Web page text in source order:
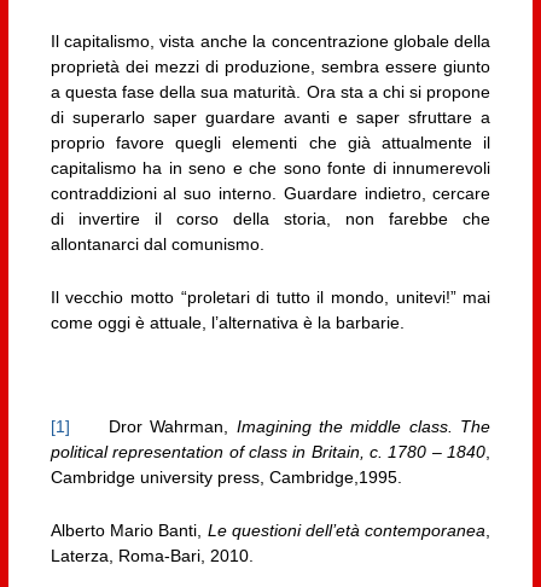
Il capitalismo, vista anche la concentrazione globale della
proprietà dei mezzi di produzione, sembra essere giunto
a questa fase della sua maturità. Ora sta a chi si propone
di superarlo saper guardare avanti e saper sfruttare a
proprio favore quegli elementi che già attualmente il
capitalismo ha in seno e che sono fonte di innumerevoli
contraddizioni al suo interno. Guardare indietro, cercare
di invertire il corso della storia, non farebbe che
allontanarci dal comunismo.
Il vecchio motto “proletari di tutto il mondo, unitevi!” mai
come oggi è attuale, l’alternativa è la barbarie.
[1] Dror Wahrman, Imagining the middle class. The
political representation of class in Britain, c. 1780 – 1840,
Cambridge university press, Cambridge,1995.
Alberto Mario Banti, Le questioni dell’età contemporanea
Laterza, Roma-Bari, 2010.